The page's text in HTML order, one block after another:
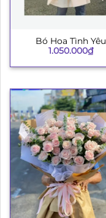
Bó Hoa Tình Yêu
1.050.000₫